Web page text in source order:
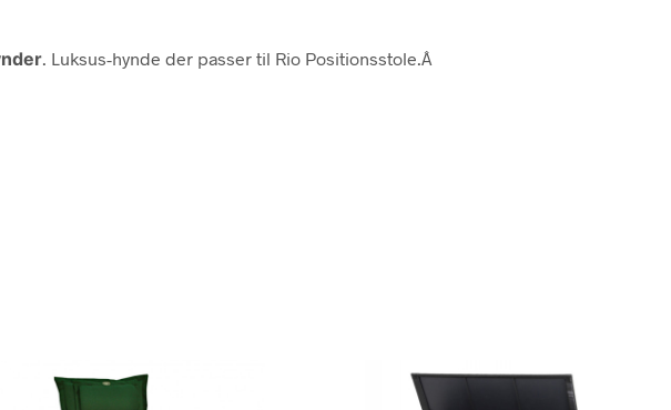
. Luksus-hynde der passer til Rio Positionsstole.Â